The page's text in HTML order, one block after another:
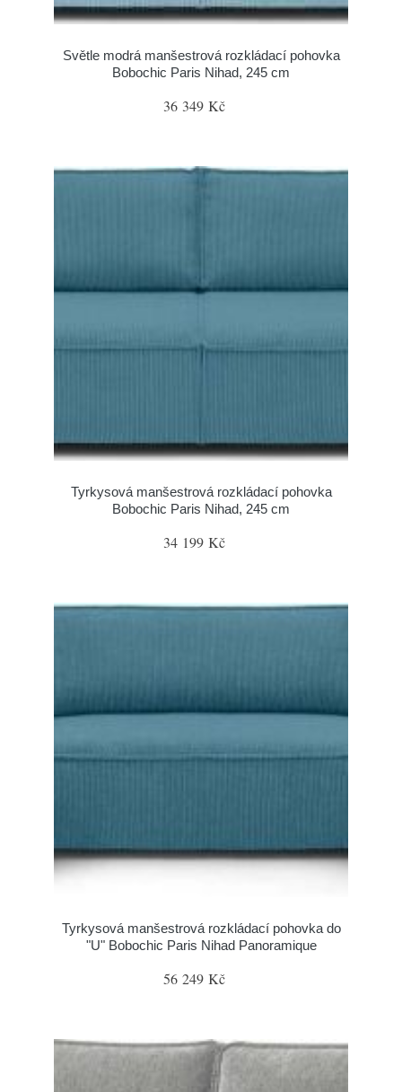
Světle modrá manšestrová rozkládací pohovka
Bobochic Paris Nihad, 245 cm
36 349 Kč
Tyrkysová manšestrová rozkládací pohovka
Bobochic Paris Nihad, 245 cm
34 199 Kč
Tyrkysová manšestrová rozkládací pohovka do
"U" Bobochic Paris Nihad Panoramique
56 249 Kč